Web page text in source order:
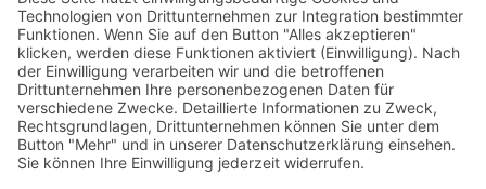
Kooperation
Werbung
Presse- und Öffentlichkeitsarbeit
Aktuelles